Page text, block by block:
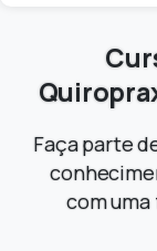
Faça parte
com